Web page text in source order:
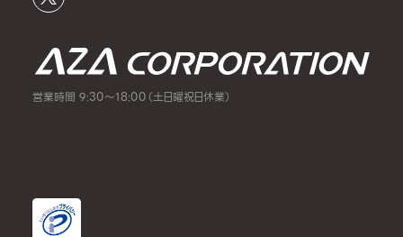
営業時間 9:30～18:00（土日曜祝日休業）